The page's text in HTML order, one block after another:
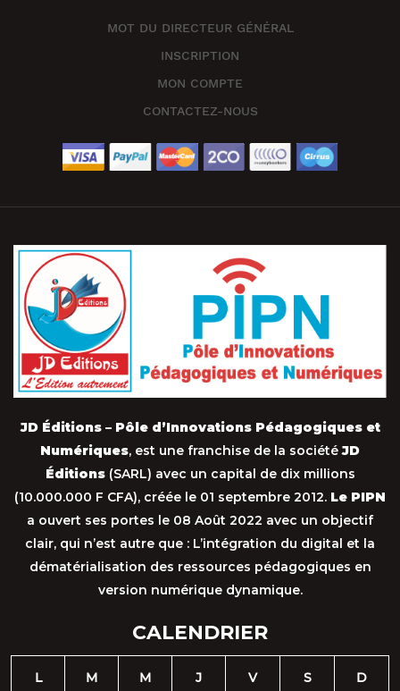
MOT DU DIRECTEUR GÉNÉRAL
INSCRIPTION
MON COMPTE
CONTACTEZ-NOUS
JD Éditions – Pôle d’Innovations Pédagogiques et
Numériques, est une franchise de la sociétéJD
Éditions(SARL) avec un capital de dix millions
(10.000.000 F CFA), créée le 01 septembre 2012. Le PIPN
a ouvert ses portes le 08 Août 2022 avec un objectif
clair, qui n’est autre que : L’intégration du digital et la
dématérialisation des ressources pédagogiques en
version numérique dynamique.
CALENDRIER
L M M J V S D